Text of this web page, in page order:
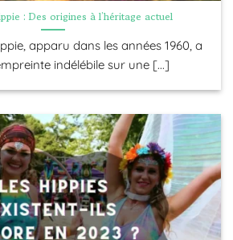
: Des origines à l’héritage actuel
apparu dans les années 1960, a
indélébile sur une [...]